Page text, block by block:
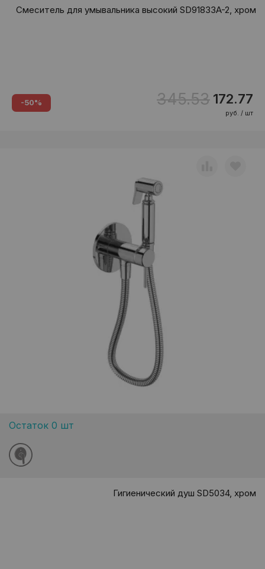
Смеситель для умывальника высокий SD91833A-2, хром
-50% 345.53 172.77
руб. / шт
Остаток 0 шт
Гигиенический душ SD5034, хром